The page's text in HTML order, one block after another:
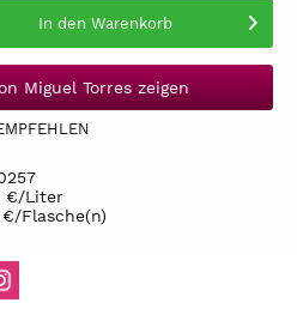
In den Warenkorb
Miguel Torres zeigen
€/Liter
€/Flasche(n)